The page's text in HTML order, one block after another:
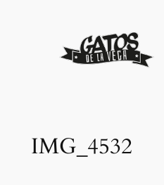
IMG_4532